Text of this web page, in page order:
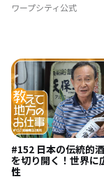
結婚を機に移住
ワープシティ公式
#152 日本の伝統的
を切り開く！世界に
性